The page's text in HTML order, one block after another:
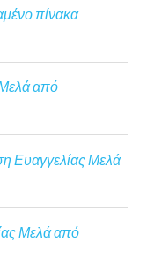
πίνακα
από
Ευαγγελίας Μελά
Μελά από